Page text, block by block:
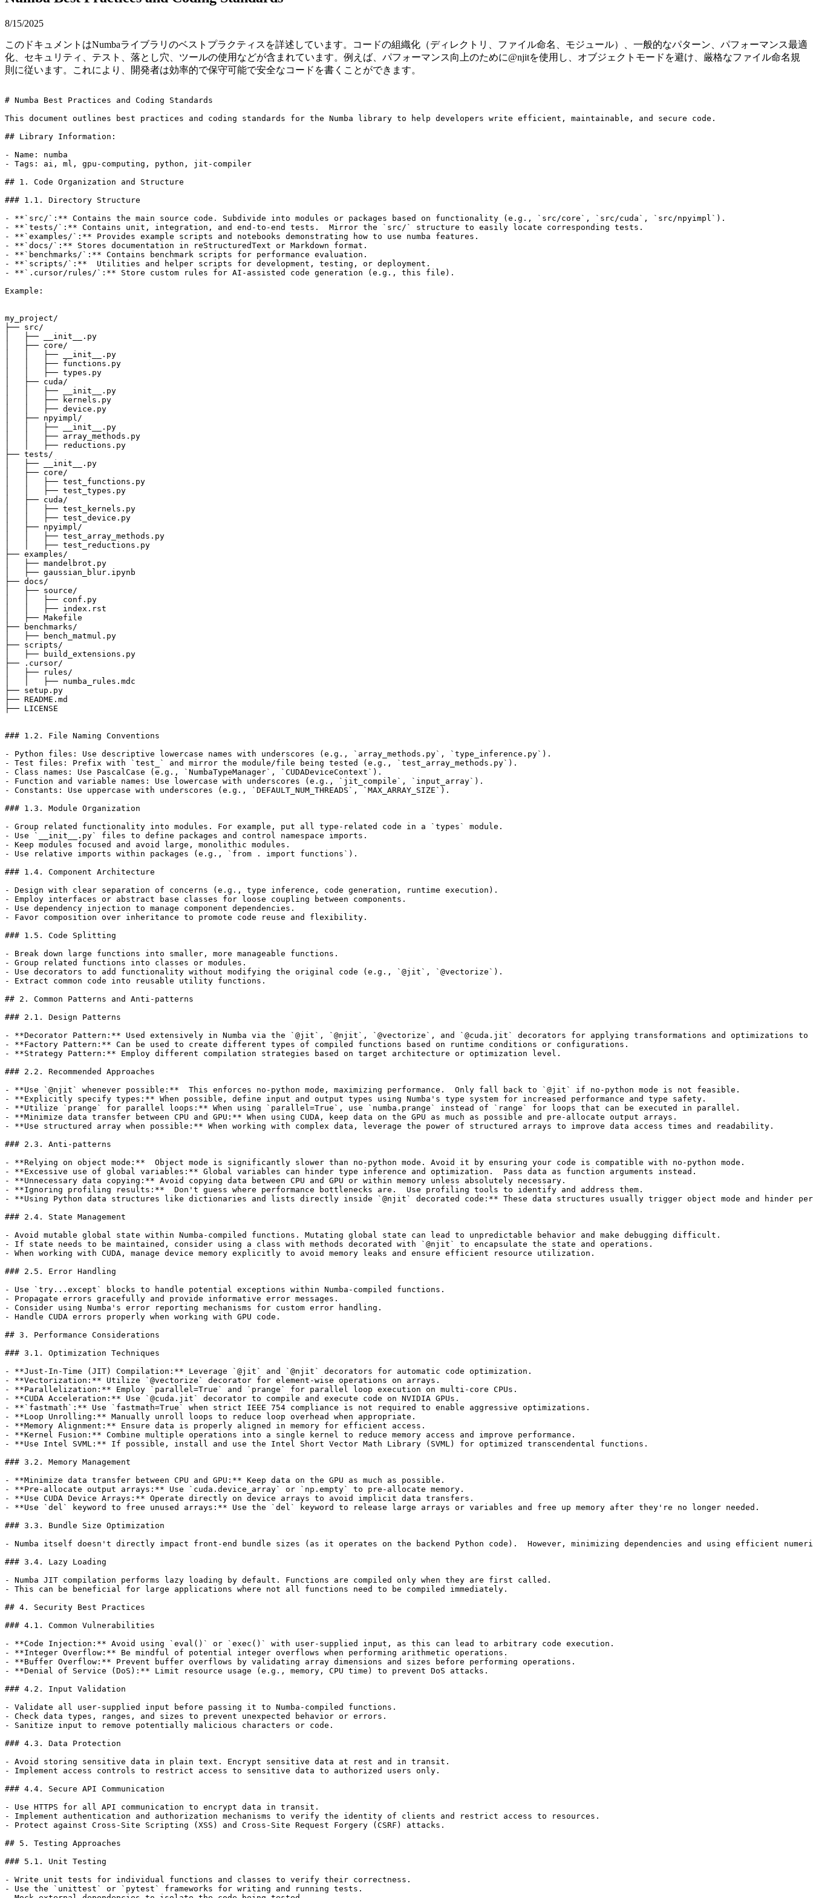
8/15/2025
このドキュメントはNumbaライブラリのベストプラクティスを詳述しています。コードの組織化（ディレクトリ、ファイル命名、モジュール）、一般的なパターン、パフォーマンス最適
化、セキュリティ、テスト、落とし穴、ツールの使用などが含まれています。例えば、パフォーマンス向上のために@njitを使用し、オブジェクトモードを避け、厳格なファイル命名規
則に従います。これにより、開発者は効率的で保守可能で安全なコードを書くことができます。